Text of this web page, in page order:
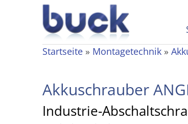
Startseite » Montagetechnik »
Akkuschrauber
Industrie-